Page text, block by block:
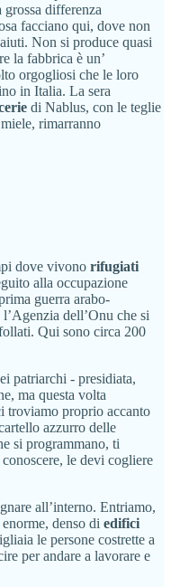
grossa differenza
facciano qui, dove non
Non si produce quasi
la fabbrica è un’
orgogliosi che le loro
in Italia. La sera
di Nablus, con le teglie
rimarranno
dove vivono rifugiati
alla occupazione
guerra arabo-
dell’Onu che si
Qui sono circa 200
patriarchi - presidiata,
ma questa volta
troviamo proprio accanto
azzurro delle
si programmano, ti
le devi cogliere
all’interno. Entriamo,
denso di edifici
le persone costrette a
per andare a lavorare e